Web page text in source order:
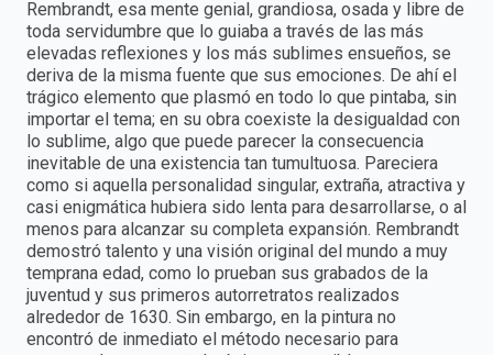
Rembrandt, esa mente genial, grandiosa, osada y libre de
toda servidumbre que lo guiaba a través de las más
elevadas reflexiones y los más sublimes ensueños, se
deriva de la misma fuente que sus emociones. De ahí el
trágico elemento que plasmó en todo lo que pintaba, sin
importar el tema; en su obra coexiste la desigualdad con
lo sublime, algo que puede parecer la consecuencia
inevitable de una existencia tan tumultuosa. Pareciera
como si aquella personalidad singular, extraña, atractiva y
casi enigmática hubiera sido lenta para desarrollarse, o al
menos para alcanzar su completa expansión. Rembrandt
demostró talento y una visión original del mundo a muy
temprana edad, como lo prueban sus grabados de la
juventud y sus primeros autorretratos realizados
alrededor de 1630. Sin embargo, en la pintura no
encontró de inmediato el método necesario para